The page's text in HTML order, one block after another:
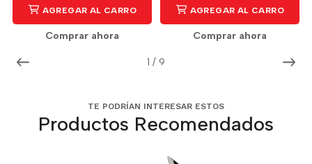
1 / 9
AGREGAR AL CARRO
Comprar ahora
AGREGAR AL CARRO
Comprar ahora
TE PODRÍAN INTERESAR ESTOS
Productos Recomendados